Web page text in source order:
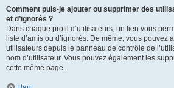
Comment puis-je ajouter ou supprimer des
et d’ignorés ?
Dans chaque profil d’utilisateurs, un lien vous
liste d’amis ou d’ignorés. De même, vous pouvez
utilisateurs depuis le panneau de contrôle de
nom d’utilisateur. Vous pouvez également les
cette même page.